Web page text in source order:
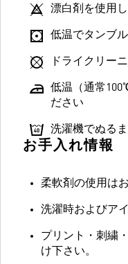
漂白剤を使用
低温でタンブ
ドライクリー
低温（通常
ださい
洗濯機でぬる
お手入れ情報
柔軟剤の使用は
洗濯時およびア
プリント・刺繍
け下さい。